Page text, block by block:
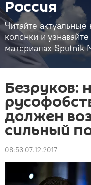
Россия
Читайте актуальные
колонки и
материалах Sputnik
Безруков:
должен
сильный
08:53 07.12.2017